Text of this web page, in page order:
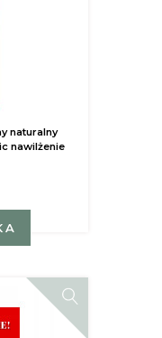
naturalny
nawilżenie